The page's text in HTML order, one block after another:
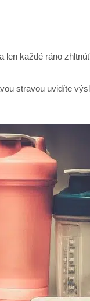
každé ráno
stravou uvidíte